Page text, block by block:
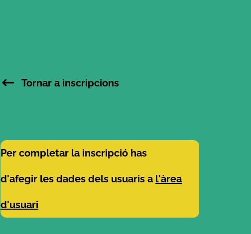
Tornar a inscripcions
Per completar la inscripció has
d'afegir les dades dels usuaris a l'àrea
d'usuari